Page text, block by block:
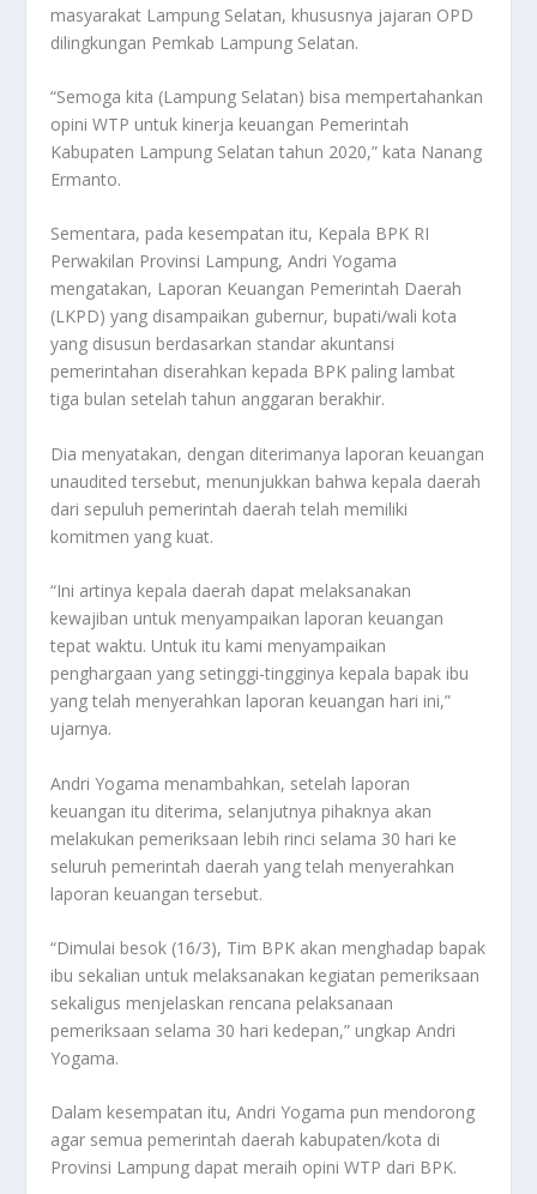
masyarakat Lampung Selatan, khususnya jajaran OPD
dilingkungan Pemkab Lampung Selatan.
“Semoga kita (Lampung Selatan) bisa mempertahankan
opini WTP untuk kinerja keuangan Pemerintah
Kabupaten Lampung Selatan tahun 2020,” kata Nanang
Ermanto.
Sementara, pada kesempatan itu, Kepala BPK RI
Perwakilan Provinsi Lampung, Andri Yogama
mengatakan, Laporan Keuangan Pemerintah Daerah
(LKPD) yang disampaikan gubernur, bupati/wali kota
yang disusun berdasarkan standar akuntansi
pemerintahan diserahkan kepada BPK paling lambat
tiga bulan setelah tahun anggaran berakhir.
Dia menyatakan, dengan diterimanya laporan keuangan
unaudited tersebut, menunjukkan bahwa kepala daerah
dari sepuluh pemerintah daerah telah memiliki
komitmen yang kuat.
“Ini artinya kepala daerah dapat melaksanakan
kewajiban untuk menyampaikan laporan keuangan
tepat waktu. Untuk itu kami menyampaikan
penghargaan yang setinggi-tingginya kepala bapak ibu
yang telah menyerahkan laporan keuangan hari ini,”
ujarnya.
Andri Yogama menambahkan, setelah laporan
keuangan itu diterima, selanjutnya pihaknya akan
melakukan pemeriksaan lebih rinci selama 30 hari ke
seluruh pemerintah daerah yang telah menyerahkan
laporan keuangan tersebut.
“Dimulai besok (16/3), Tim BPK akan menghadap bapak
ibu sekalian untuk melaksanakan kegiatan pemeriksaan
sekaligus menjelaskan rencana pelaksanaan
pemeriksaan selama 30 hari kedepan,” ungkap Andri
Yogama.
Dalam kesempatan itu, Andri Yogama pun mendorong
agar semua pemerintah daerah kabupaten/kota di
Provinsi Lampung dapat meraih opini WTP dari BPK.